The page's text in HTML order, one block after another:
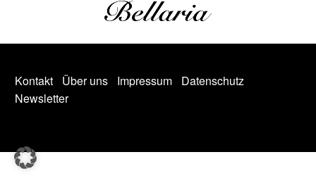
Kontakt Über uns Impressum
Datenschutz
Newsletter